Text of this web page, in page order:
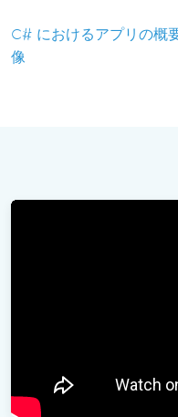
C# におけるアプリの概
像